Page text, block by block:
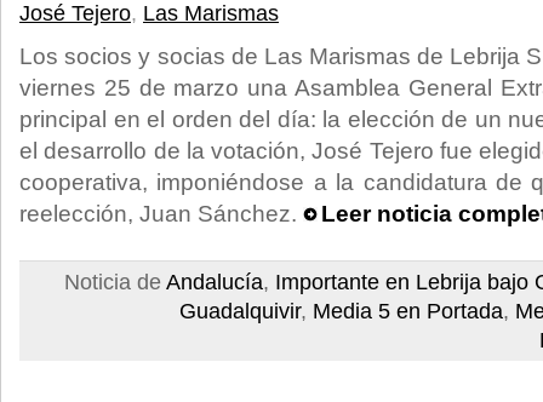
José Tejero, Las Marismas
Los socios y socias de Las Marismas de Lebrija
viernes 25 de marzo una Asamblea General
principal en el orden del día: la elección de un
el desarrollo de la votación, José Tejero fue
cooperativa, imponiéndose a la candidatura de
reelección, Juan Sánchez.
Leer noticia
Noticia de Andalucía, Importante en Lebrija bajo
Guadalquivir, Media 5 en Portada,